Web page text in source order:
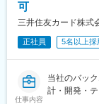
み合わせた
・セキュリ
さないセキ
可
三井住友カード株式
正社員 5名以上採
仕事内容
当社のバッ
計・開発・